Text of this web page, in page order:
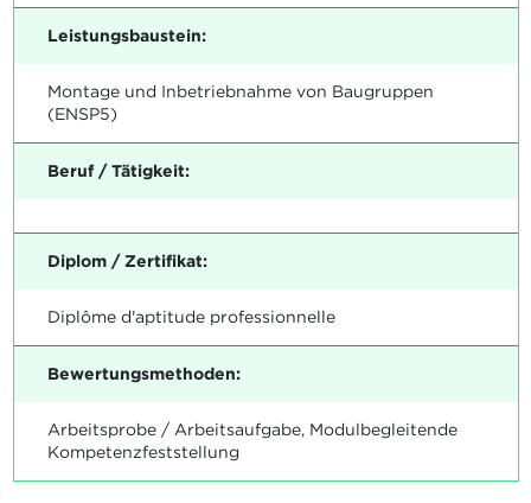
Leistungsbaustein:
Montage und Inbetriebnahme von Baugruppen
(ENSP5)
Beruf / Tätigkeit:
Diplom / Zertifikat:
Diplôme d'aptitude professionnelle
Bewertungsmethoden:
Arbeitsprobe / Arbeitsaufgabe, Modulbegleitende
Kompetenzfeststellung